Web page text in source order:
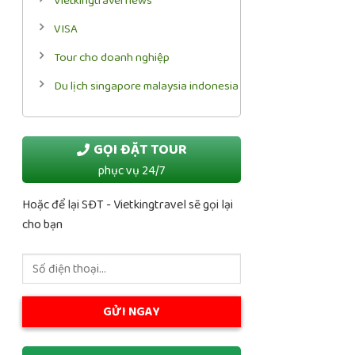
VISA
Tour cho doanh nghiệp
Du lịch singapore malaysia indonesia
GỌI ĐẶT TOUR
phục vụ 24/7
Hoặc để lại SĐT - Vietkingtravel sẽ gọi lại
cho bạn